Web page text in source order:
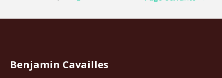
Benjamin Cavailles